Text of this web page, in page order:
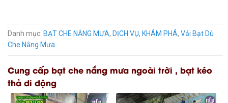
Danh mục: BẠT CHE NẮNG MƯA, DỊCH VỤ, KHÁM PHÁ, Vải Bạt Dù
Che Nắng Mưa.
Cung cấp bạt che nắng mưa ngoài trời , bạt kéo
thả di động